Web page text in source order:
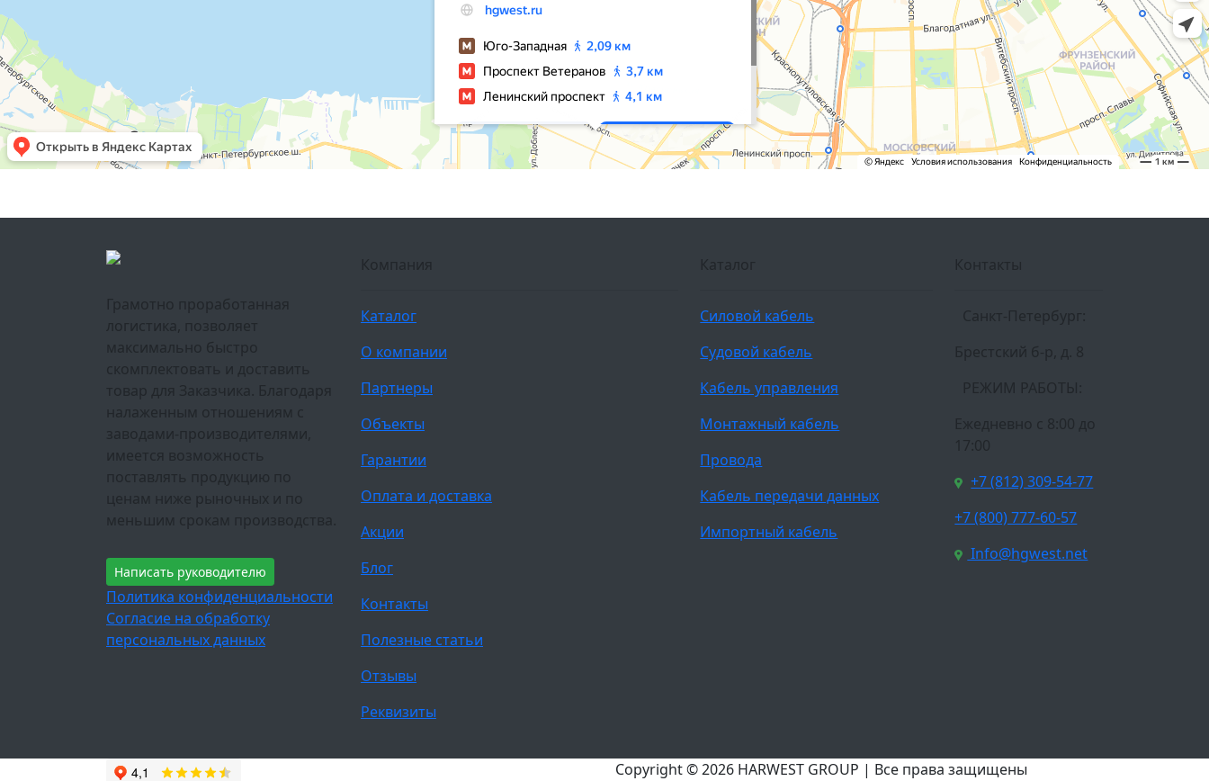
Грамотно проработанная
логистика, позволяет
максимально быстро
скомплектовать и доставить
товар для Заказчика. Благодаря
налаженным отношениям с
заводами-производителями,
имеется возможность
поставлять продукцию по
ценам ниже рыночных и по
меньшим срокам производства.
Написать руководителю
Политика конфиденциальности
Согласие на обработку
персональных данных
Компания
Каталог
О компании
Партнеры
Объекты
Гарантии
Оплата и доставка
Акции
Блог
Контакты
Полезные статьи
Отзывы
Реквизиты
Каталог
Силовой кабель
Судовой кабель
Кабель управления
Монтажный кабель
Провода
Кабель передачи данных
Импортный кабель
Контакты
Санкт-Петербург:
Брестский б-р, д. 8
РЕЖИМ РАБОТЫ:
Ежедневно c 8:00 до
17:00
+7 (812) 309-54-77
+7 (800) 777-60-57
Info@hgwest.net
Copyright © 2026 HARWEST GROUP | Все права защищены